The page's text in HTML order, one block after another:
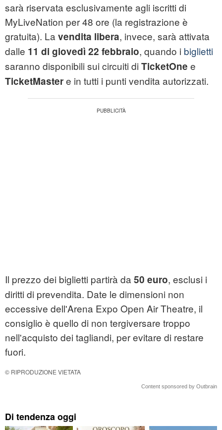
sarà riservata esclusivamente agli iscritti di
MyLiveNation per 48 ore (la registrazione è
gratuita). La vendita libera, invece, sarà attivata
dalle 11 di giovedì 22 febbraio, quando i biglietti
saranno disponibili sui circuiti di TicketOne e
TicketMastere in tutti i punti vendita autorizzati.
Il prezzo dei biglietti partirà da 50 euro, esclusi i
diritti di prevendita. Date le dimensioni non
eccessive dell'Arena Expo Open Air Theatre, il
consiglio è quello di non tergiversare troppo
nell'acquisto dei tagliandi, per evitare di restare
fuori.
© RIPRODUZIONE VIETATA
Content sponsored by Outbrain
Di tendenza oggi